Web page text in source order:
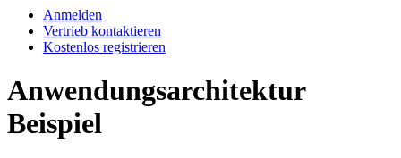
Anmelden
Vertrieb kontaktieren
Kostenlos registrieren
Anwendungsarchitektur
Beispiel